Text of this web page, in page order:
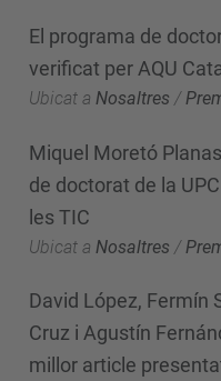
El programa de
verificat per AQU
Ubicat a Nosaltres /
Miquel Moretó
de doctorat de la
les TIC
Ubicat a Nosaltres /
David López, Fermín
Cruz i Agustín
millor article